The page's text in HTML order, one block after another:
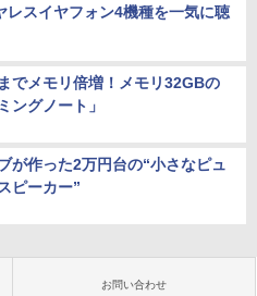
スイヤフォン4機種を一気に聴
でメモリ倍増！メモリ32GBの
ングノート」
が作った2万円台の“小さなピュ
ピーカー”
お問い合わせ